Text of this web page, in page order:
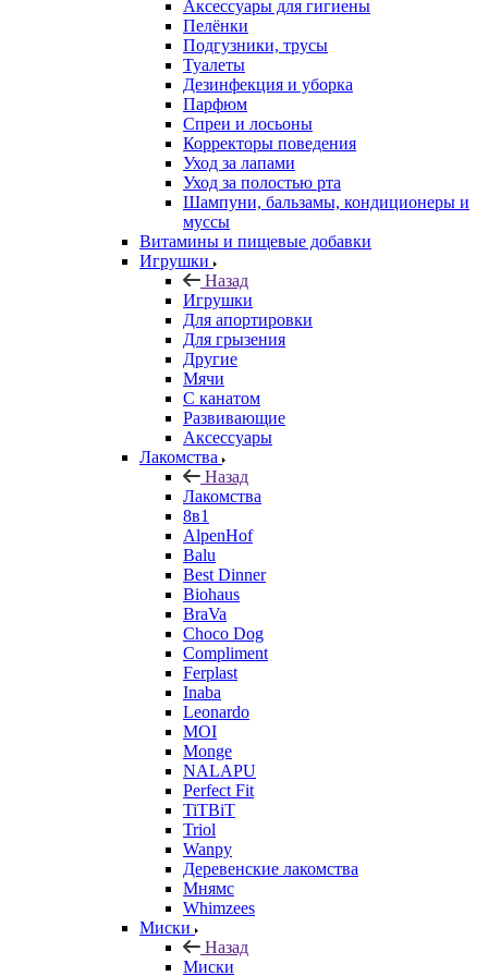
Аксессуары для гигиены
Пелёнки
Подгузники, трусы
Туалеты
Дезинфекция и уборка
Парфюм
Спреи и лосьоны
Корректоры поведения
Уход за лапами
Уход за полостью рта
Шампуни, бальзамы, кондиционеры и
муссы
Витамины и пищевые добавки
Игрушки
Назад
Игрушки
Для апортировки
Для грызения
Другие
Мячи
С канатом
Развивающие
Аксессуары
Лакомства
Назад
Лакомства
8в1
AlpenHof
Balu
Best Dinner
Biohaus
BraVa
Choco Dog
Compliment
Ferplast
Inaba
Leonardo
MOI
Monge
NALAPU
Perfect Fit
TiTBiT
Triol
Wanpy
Деревенские лакомства
Мнямс
Whimzees
Миски
Назад
Миски